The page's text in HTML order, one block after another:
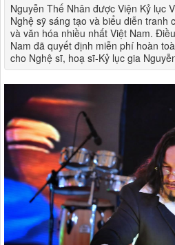
Nguyễn Thế Nhân được Viện Kỷ lục
Nghệ sỹ sáng tạo và biểu diễn tranh
và văn hóa nhiều nhất Việt Nam.
Nam đã quyết định miễn phí hoàn
cho Nghệ sĩ, hoạ sĩ-Kỷ lục gia